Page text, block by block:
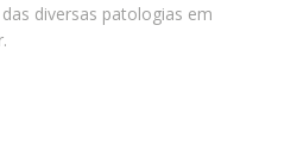
diversas patologias em